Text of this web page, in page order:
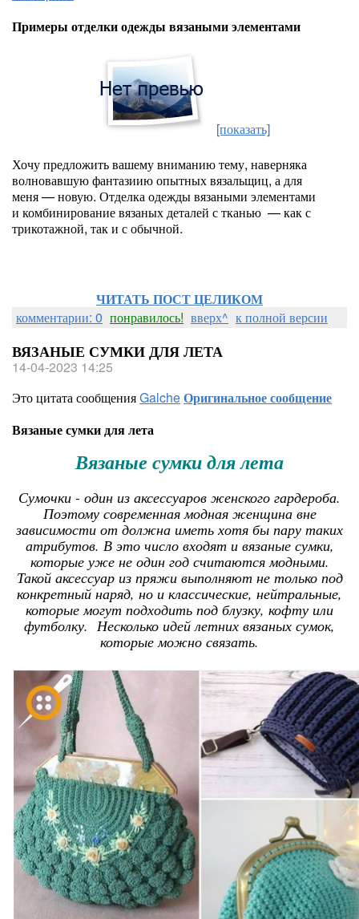
Примеры отделки одежды вязаными элементами
[показать]
Хочу предложить вашему вниманию тему, наверняка
волновавшую фантазиию опытных вязальщиц, а для
меня — новую. Отделка одежды вязаными элементами
и комбинирование вязаных деталей с тканью — как с
трикотажной, так и с обычной.
ЧИТАТЬ ПОСТ ЦЕЛИКОМ
комментарии: 0 понравилось! вверх^ к полной версии
ВЯЗАНЫЕ СУМКИ ДЛЯ ЛЕТА
14-04-2023 14:25
Это цитата сообщенияGalcheОригинальное сообщение
Вязаные сумки для лета
Вязаные сумки для лета
Сумочки - один из аксессуаров женского гардероба.
Поэтому современная модная женщина вне
зависимости от должна иметь хотя бы пару таких
атрибутов. В это число входят и вязаные сумки,
которые уже не один год считаются модными.
Такой аксессуар из пряжи выполняют не только под
конкретный наряд, но и классические, нейтральные,
которые могут подходить под блузку, кофту или
футболку. Несколько идей летних вязаных сумок,
которые можно связать.